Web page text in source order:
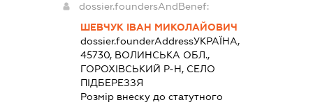
dossier.foundersAndBenef:
ШЕВЧУК ІВАН МИКОЛАЙОВИЧ
dossier.founderAddressУКРАЇНА,
45730, ВОЛИНСЬКА ОБЛ.,
ГОРОХІВСЬКИЙ Р-Н, СЕЛО
ПІДБЕРЕЗЗЯ
Розмір внеску до статутного